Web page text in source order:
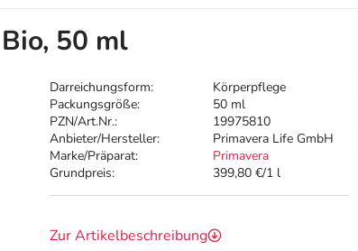
50 ml
Darreichungsform:
Körperpflege
Packungsgröße:
50 ml
PZN/Art.Nr.:
19975810
Anbieter/Hersteller:
Primavera Life GmbH
Marke/Präparat:
Primavera
Grundpreis:
399,80 €/1 l
Zur Artikelbeschreibung